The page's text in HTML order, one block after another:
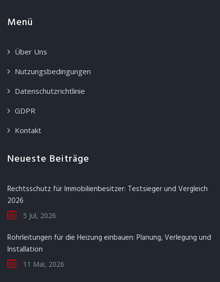
Menü
Über Uns
Nutzungsbedingungen
Datenschutzrichtlinie
GDPR
Kontakt
Neueste Beiträge
Rechtsschutz für Immobilienbesitzer: Testsieger und Vergleich
2026
5 Jul, 2026
Rohrleitungen für die Heizung einbauen: Planung, Verlegung und
Installation
11 Mai, 2026